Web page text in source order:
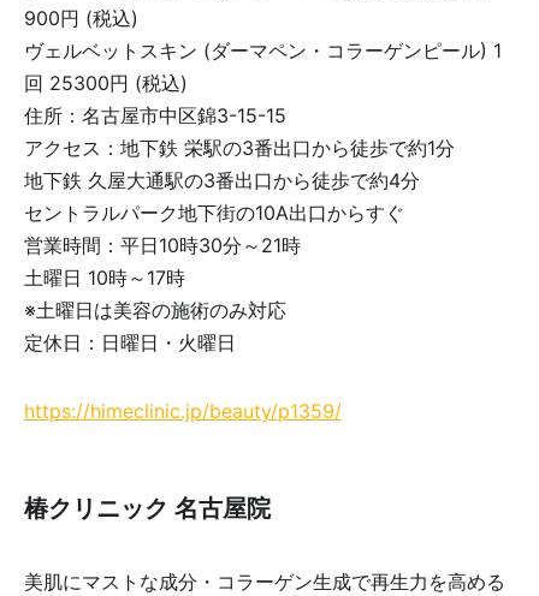
900円 (税込)
ヴェルベットスキン (ダーマペン・コラーゲンピール) 1
回 25300円 (税込)
住所：名古屋市中区錦3-15-15
アクセス：地下鉄 栄駅の3番出口から徒歩で約1分
地下鉄 久屋大通駅の3番出口から徒歩で約4分
セントラルパーク地下街の10A出口からすぐ
営業時間：平日10時30分～21時
土曜日 10時～17時
※土曜日は美容の施術のみ対応
定休日：日曜日・火曜日
https://himeclinic.jp/beauty/p1359/
椿クリニック 名古屋院
美肌にマストな成分・コラーゲン生成で再生力を高める